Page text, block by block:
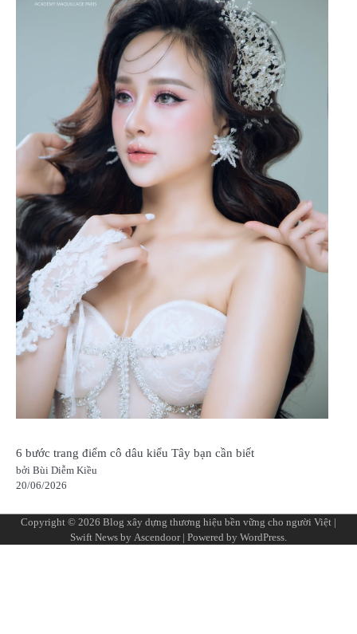
6 bước trang điểm cô dâu kiểu Tây bạn cần biết
bởi Bùi Diễm Kiều
20/06/2026
Copyright © 2026 Blog xây dựng thương hiệu bền vững cho người Việt |
Swift News by Ascendoor| Powered by WordPress